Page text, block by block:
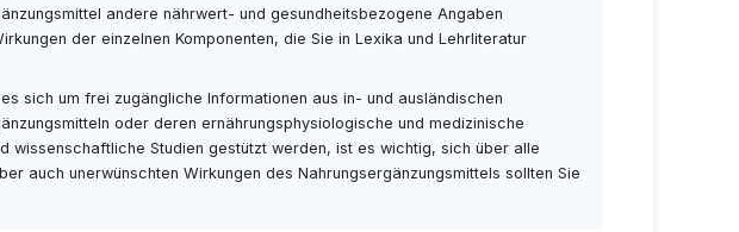
andere nährwert- und gesundheitsbezogene Angaben
der einzelnen Komponenten, die Sie in Lexika und Lehrliteratur
sich um frei zugängliche Informationen aus in- und ausländischen
oder deren ernährungsphysiologische und medizinische
wissenschaftliche Studien gestützt werden, ist es wichtig, sich über alle
auch unerwünschten Wirkungen des Nahrungsergänzungsmittels sollten Sie